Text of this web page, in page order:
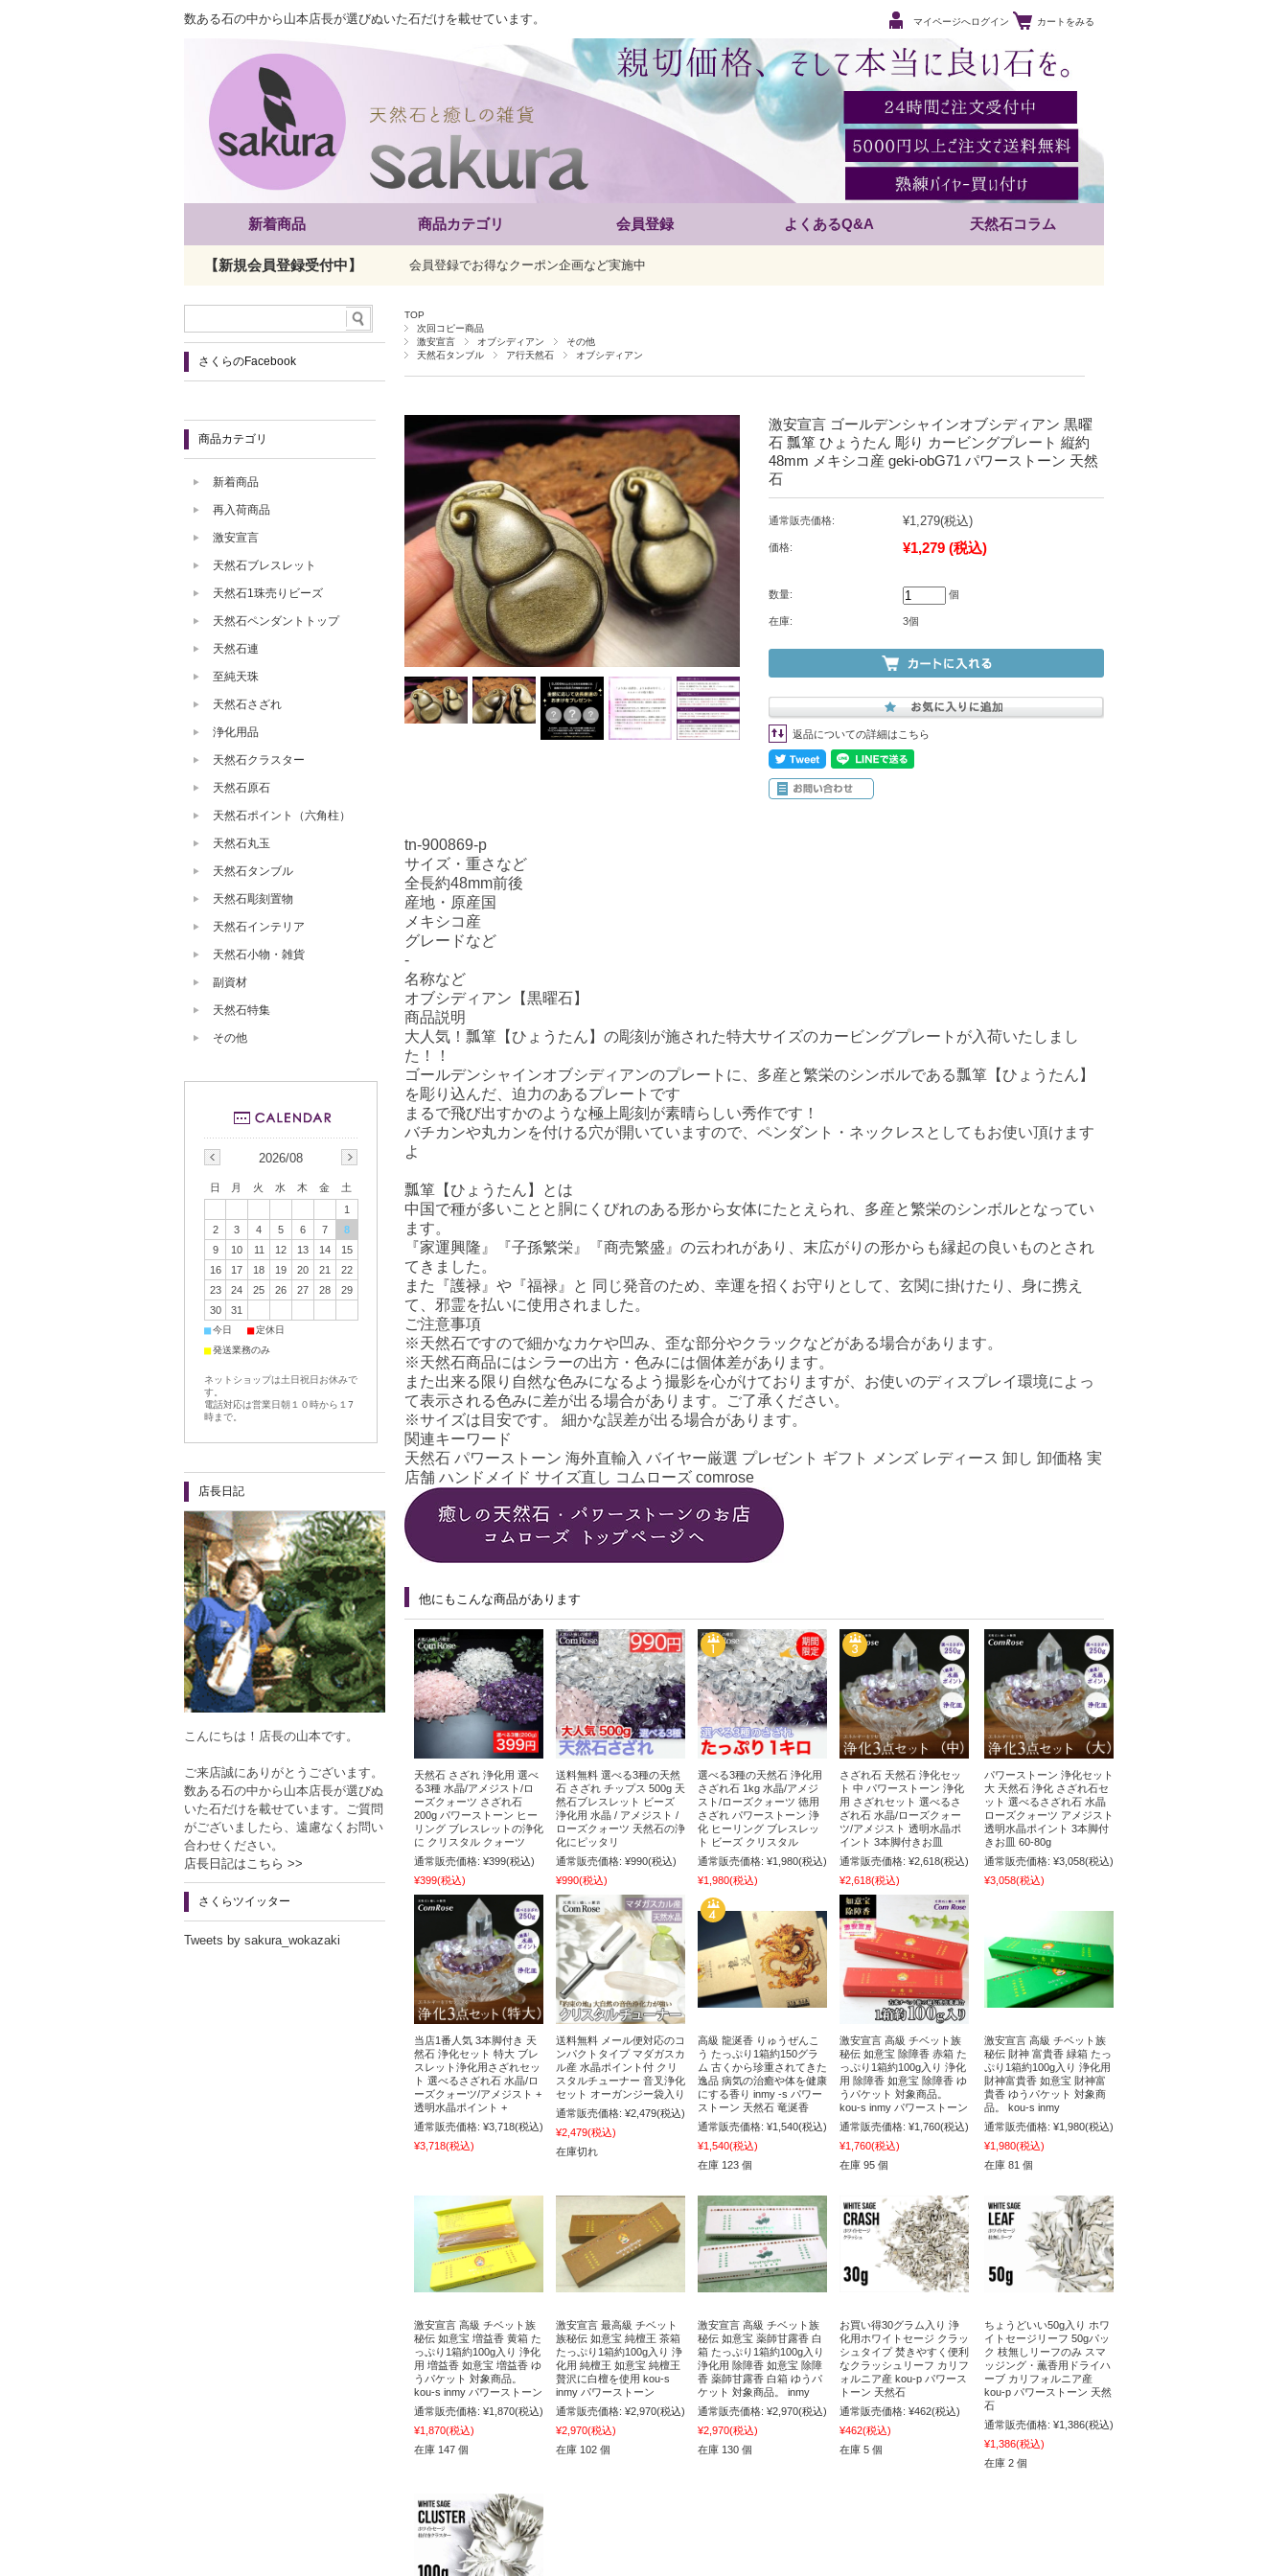
数ある石の中から山本店長が選びぬいた石だけを載せています。 マイページへログイン カートをみる
新着商品 商品カテゴリ 会員登録 よくあるQ&A 天然石コラム
【新規会員登録受付中】 会員登録でお得なクーポン企画など実施中
TOP
次回コピー商品
激安宣言
オブシディアン
その他
天然石タンブル
ア行天然石 オブシディアン
激安宣言 ゴールデンシャインオブシディアン 黒曜
石 瓢箪 ひょうたん 彫り カービングプレート 縦約
48mm メキシコ産 geki-obG71 パワーストーン 天然
石
通常販売価格: ¥1,279(税込)
価格: ¥1,279 (税込)
数量: 個
在庫: 3個
返品についての詳細はこちら
tn-900869-p
サイズ・重さなど
全長約48mm前後
産地・原産国
メキシコ産
グレードなど
-
名称など
オブシディアン【黒曜石】
商品説明
大人気！瓢箪【ひょうたん】の彫刻が施された特大サイズのカービングプレートが入荷いたしまし
た！！
ゴールデンシャインオブシディアンのプレートに、多産と繁栄のシンボルである瓢箪【ひょうたん】
を彫り込んだ、迫力のあるプレートです
まるで飛び出すかのような極上彫刻が素晴らしい秀作です！
バチカンや丸カンを付ける穴が開いていますので、ペンダント・ネックレスとしてもお使い頂けます
よ
瓢箪【ひょうたん】とは
中国で種が多いことと胴にくびれのある形から女体にたとえられ、多産と繁栄のシンボルとなってい
ます。
『家運興隆』『子孫繁栄』『商売繁盛』の云われがあり、末広がりの形からも縁起の良いものとされ
てきました。
また『護禄』や『福禄』と 同じ発音のため、幸運を招くお守りとして、玄関に掛けたり、身に携え
て、邪霊を払いに使用されました。
ご注意事項
※天然石ですので細かなカケや凹み、歪な部分やクラックなどがある場合があります。
※天然石商品にはシラーの出方・色みには個体差があります。
また出来る限り自然な色みになるよう撮影を心がけておりますが、お使いのディスプレイ環境によっ
て表示される色みに差が出る場合があります。ご了承ください。
※サイズは目安です。 細かな誤差が出る場合があります。
関連キーワード
天然石 パワーストーン 海外直輸入 バイヤー厳選 プレゼント ギフト メンズ レディース 卸し 卸価格 実
店舗 ハンドメイド サイズ直し コムローズ comrose
他にもこんな商品があります
天然石 さざれ 浄化用 選べ
る3種 水晶/アメジスト/ロ
ーズクォーツ さざれ石
200g パワーストーン ヒー
リング ブレスレットの浄化
に クリスタル クォーツ
通常販売価格: ¥399(税込)
¥399(税込)
送料無料 選べる3種の天然
石 さざれ チップス 500g 天
然石ブレスレット ビーズ
浄化用 水晶 / アメジスト /
ローズクォーツ 天然石の浄
化にピッタリ
通常販売価格: ¥990(税込)
¥990(税込)
選べる3種の天然石 浄化用
さざれ石 1kg 水晶/アメジ
スト/ローズクォーツ 徳用
さざれ パワーストーン 浄
化 ヒーリング ブレスレッ
ト ビーズ クリスタル
通常販売価格: ¥1,980(税込)
¥1,980(税込)
さざれ石 天然石 浄化セッ
ト 中 パワーストーン 浄化
用 さざれセット 選べるさ
ざれ石 水晶/ローズクォー
ツ/アメジスト 透明水晶ポ
イント 3本脚付きお皿
通常販売価格: ¥2,618(税込)
¥2,618(税込)
パワーストーン 浄化セット
大 天然石 浄化 さざれ石セ
ット 選べるさざれ石 水晶
ローズクォーツ アメジスト
透明水晶ポイント 3本脚付
きお皿 60-80g
通常販売価格: ¥3,058(税込)
¥3,058(税込)
当店1番人気 3本脚付き 天
然石 浄化セット 特大 ブレ
スレット浄化用さざれセッ
ト 選べるさざれ石 水晶/ロ
ーズクォーツ/アメジスト +
透明水晶ポイント +
通常販売価格: ¥3,718(税込)
¥3,718(税込)
送料無料 メール便対応のコ
ンパクトタイプ マダガスカ
ル産 水晶ポイント付 クリ
スタルチューナー 音叉浄化
セット オーガンジー袋入り
通常販売価格: ¥2,479(税込)
¥2,479(税込)
在庫切れ
高級 龍涎香 りゅうぜんこ
う たっぷり1箱約150グラ
ム 古くから珍重されてきた
逸品 病気の治癒や体を健康
にする香り inmy -s パワー
ストーン 天然石 竜涎香
通常販売価格: ¥1,540(税込)
¥1,540(税込)
在庫 123 個
激安宣言 高級 チベット族
秘伝 如意宝 除障香 赤箱 た
っぷり1箱約100g入り 浄化
用 除障香 如意宝 除障香 ゆ
うパケット 対象商品。
kou-s inmy パワーストーン
通常販売価格: ¥1,760(税込)
¥1,760(税込)
在庫 95 個
激安宣言 高級 チベット族
秘伝 財神 富貴香 緑箱 たっ
ぷり1箱約100g入り 浄化用
財神富貴香 如意宝 財神富
貴香 ゆうパケット 対象商
品。 kou-s inmy
通常販売価格: ¥1,980(税込)
¥1,980(税込)
在庫 81 個
激安宣言 高級 チベット族
秘伝 如意宝 増益香 黄箱 た
っぷり1箱約100g入り 浄化
用 増益香 如意宝 増益香 ゆ
うパケット 対象商品。
kou-s inmy パワーストーン
通常販売価格: ¥1,870(税込)
¥1,870(税込)
在庫 147 個
激安宣言 最高級 チベット
族秘伝 如意宝 純檀王 茶箱
たっぷり1箱約100g入り 浄
化用 純檀王 如意宝 純檀王
贅沢に白檀を使用 kou-s
inmy パワーストーン
通常販売価格: ¥2,970(税込)
¥2,970(税込)
在庫 102 個
激安宣言 高級 チベット族
秘伝 如意宝 薬師甘露香 白
箱 たっぷり1箱約100g入り
浄化用 除障香 如意宝 除障
香 薬師甘露香 白箱 ゆうパ
ケット 対象商品。 inmy
通常販売価格: ¥2,970(税込)
¥2,970(税込)
在庫 130 個
お買い得30グラム入り 浄
化用ホワイトセージ クラッ
シュタイプ 焚きやすく便利
なクラッシュリーフ カリフ
ォルニア産 kou-p パワース
トーン 天然石
通常販売価格: ¥462(税込)
¥462(税込)
在庫 5 個
ちょうどいい50g入り ホワ
イトセージリーフ 50gパッ
ク 枝無しリーフのみ スマ
ッジング・薫香用ドライハ
ーブ カリフォルニア産
kou-p パワーストーン 天然
石
通常販売価格: ¥1,386(税込)
¥1,386(税込)
在庫 2 個
さくらのFacebook
商品カテゴリ
新着商品
再入荷商品
激安宣言
天然石ブレスレット
天然石1珠売りビーズ
天然石ペンダントトップ
天然石連
至純天珠
天然石さざれ
浄化用品
天然石クラスター
天然石原石
天然石ポイント（六角柱）
天然石丸玉
天然石タンブル
天然石彫刻置物
天然石インテリア
天然石小物・雑貨
副資材
天然石特集
その他
2026/08
日 月 火 水 木 金
土
1
2
3 4 5 6 7
8
9
10 11 12 13 14
15
16
17 18 19 20 21
22
23
24 25 26 27 28
29
30
31
■今日 ■定休日
■発送業務のみ
ネットショップは土日祝日お休みで
す。
電話対応は営業日朝１０時から１7
時まで。
店長日記
こんにちは！店長の山本です。
ご来店誠にありがとうございます。
数ある石の中から山本店長が選びぬ
いた石だけを載せています。ご質問
がございましたら、遠慮なくお問い
合わせください。
店長日記はこちら >>
さくらツイッター
Tweets by sakura_wokazaki